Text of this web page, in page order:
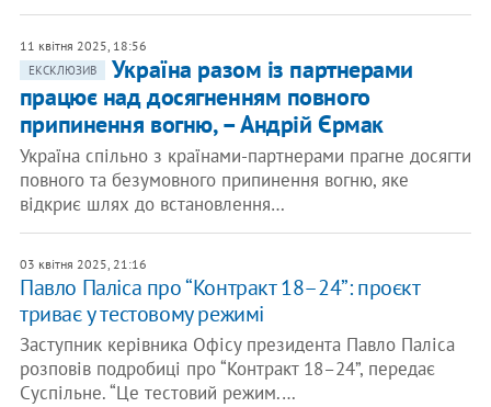
11 квітня 2025, 18:56
ЕКСКЛЮЗИВ
Україна разом із партнерами
працює над досягненням повного
припинення вогню, – Андрій Єрмак
Україна спільно з країнами-партнерами прагне досягти
повного та безумовного припинення вогню, яке
відкриє шлях до встановлення…
03 квітня 2025, 21:16
Павло Паліса про “Контракт 18–24”: проєкт
триває у тестовому режимі
Заступник керівника Офісу президента Павло Паліса
розповів подробиці про “Контракт 18–24”, передає
Суспільне. “Це тестовий режим.…